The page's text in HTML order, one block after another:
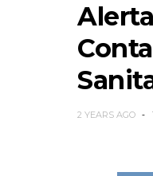
2 YEARS AGO